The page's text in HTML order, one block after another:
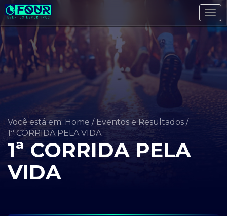
Você está em: Home / Eventos e Resultados /
1ª CORRIDA PELA VIDA
1ª CORRIDA PELA
VIDA